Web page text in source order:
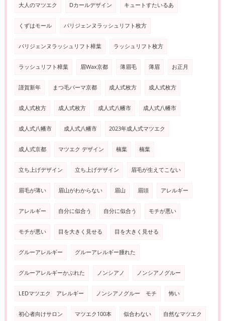
大人のマツエク Dカールデザイン キュートすたいるあ
くずはモール パリジェンヌラッシュリフト枚方
パリジェンヌラッシュリフト樟葉 ラッシュリフト枚方
ラッシュリフト樟葉 眉Wax京都 薄眉毛 薄眉 お正月
謹賀新年 まつ毛パーマ京都 成人式枚方 成人式枚方
成人式枚方 成人式枚方 成人式八幡市 成人式八幡市
成人式八幡市 成人式八幡市 2023年成人式マツエク
成人式京都 マツエク デザイン 楠葉 楠葉
立ち上げデザイン 立ち上げデザイン 眉毛が生えてこない
眉毛が薄い 眉山がわからない 眉山 眉頭 アレルギー
アレルギー 自分に似合う 自分に似合う モチが悪い
モチが悪い 目を大きく見せる 目を大きく見せる
グルーアレルギー グルーアレルギー腫れた
グルーアレルギーかぶれた ノンシアノ ノンシアノグルー
LEDマツエク アレルギー ノンシアノグルー モチ 怖い
初心者向けサロン マツエク100本 似合わない 自然なマツエク